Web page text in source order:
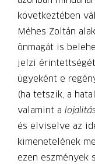
következtében
Méhes Zoltán
önmagát is
jelzi
ügyeként e
(ha tetszik, a
valamint a
és elviselve az
kimenetelének
ezen eszmények